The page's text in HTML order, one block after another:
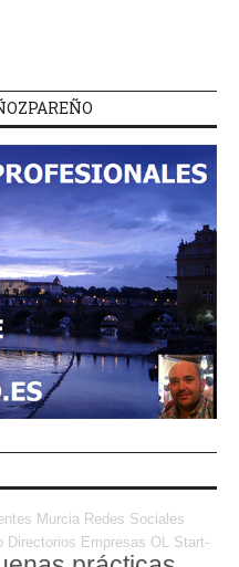
Murcia Redes Sociales
Directorios Empresas OL
Start-